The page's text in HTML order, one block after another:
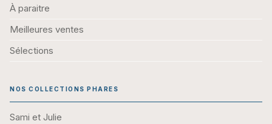
À paraitre
Meilleures ventes
Sélections
NOS COLLECTIONS PHARES
Sami et Julie